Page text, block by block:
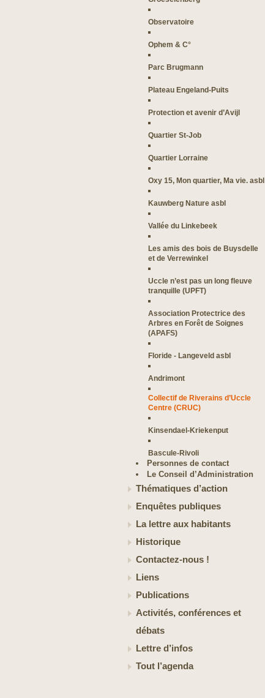
Observatoire
Ophem & C°
Parc Brugmann
Plateau Engeland-Puits
Protection et avenir d’Avijl
Quartier St-Job
Quartier Lorraine
Oxy 15, Mon quartier, Ma vie. asbl
Kauwberg Nature asbl
Vallée du Linkebeek
Les amis des bois de Buysdelle
et de Verrewinkel
Uccle n’est pas un long fleuve
tranquille (UPFT)
Association Protectrice des
Arbres en Forêt de Soignes
(APAFS)
Floride - Langeveld asbl
Andrimont
Collectif de Riverains d’Uccle
Centre (CRUC)
Kinsendael-Kriekenput
Bascule-Rivoli
Personnes de contact
Le Conseil d’Administration
Thématiques d’action
Enquêtes publiques
La lettre aux habitants
Historique
Contactez-nous !
Liens
Publications
Activités, conférences et
débats
Lettre d’infos
Tout l’agenda